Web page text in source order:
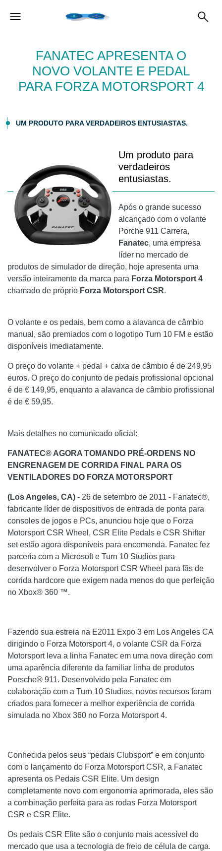
FANATEC APRESENTA O
NOVO VOLANTE E PEDAL
PARA FORZA MOTORSPORT 4
UM PRODUTO PARA VERDADEIROS ENTUSIASTAS.
Um produto para
verdadeiros
entusiastas.
Após o grande sucesso
alcançado com o volante
Porche 911 Carrera,
Fanatec, uma empresa
líder no mercado de
produtos de simulador de direção, hoje apresenta uma
versão inteiramente da marca para Forza Motorsport 4
chamado de próprio Forza Motorsport CSR.
O volante e os pedais, bem como a alavanca de câmbio
manual, são premiados com o logotipo Turn 10 FM e estão
disponíveis imediatamente.
O preço do volante + pedal + caixa de câmbio é de 249,95
euros. O preço do conjunto de pedais profissional opcional
é de € 149,95, enquanto a alavanca de câmbio profissional
é de € 59,95.
Mais detalhes no comunicado oficial:
FANATEC® AGORA TOMANDO PRÉ-ORDENS NO
ENGRENAGEM DE CORRIDA FINAL PARA OS
VENTILADORES DO FORZA MOTORSPORT
(Los Angeles, CA) - 26 de setembro de 2011 - Fanatec®,
fabricante líder de dispositivos de entrada de ponta para
consoles de jogos e PCs, anunciou hoje que o Forza
Motorsport CSR Wheel, CSR Elite Pedals e CSR Shifter
set estão agora disponíveis para encomenda. Fanatec fez
parceria com a Microsoft e Turn 10 Studios para
desenvolver o Forza Motorsport CSR Wheel para fãs de
corrida hardcore que exigem nada menos do que perfeição
no Xbox® 360 ™.
Fazendo sua estreia na E2011 Expo 3 em Los Angeles CA
dirigindo o Forza Motorsport 4, o volante CSR da Forza
Motorsport leva a linha Fanatec em uma nova direção com
uma aparência diferente da familiar linha de produtos
Porsche® 911. Desenvolvido pela Fanatec em
colaboração com a Turn 10 Studios, novos recursos foram
criados para fornecer a melhor experiência de corrida
simulada no Xbox 360 no Forza Motorsport 4.
Conhecida pelos seus “pedais Clubsport” e em conjunto
com o lançamento do Forza Motorsport CSR, a Fanatec
apresenta os Pedais CSR Elite. Um design
completamente novo com ergonomia aprimorada, eles são
a combinação perfeita para as rodas Forza Motorsport
CSR e CSR Elite.
Os pedais CSR Elite são o conjunto mais acessível do
mercado que usa a tecnologia de freio de célula de carga.